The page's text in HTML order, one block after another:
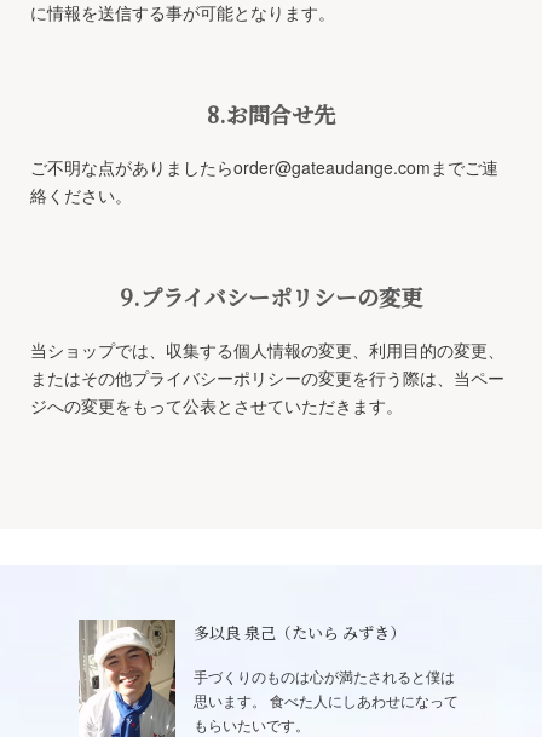
に情報を送信する事が可能となります。
8.お問合せ先
ご不明な点がありましたらorder@gateaudange.comまでご連
絡ください。
9.プライバシーポリシーの変更
当ショップでは、収集する個人情報の変更、利用目的の変更、
またはその他プライバシーポリシーの変更を行う際は、当ペー
ジへの変更をもって公表とさせていただきます。
多以良 泉己（たいら みずき）
手づくりのものは心が満たされると僕は
思います。 食べた人にしあわせになって
もらいたいです。